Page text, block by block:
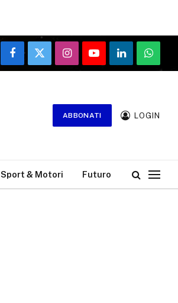
Facebook
X
(Twitter)
InstagramYouTubeLinkedIn
ABBONATI LOGIN
Sport & Motori Futuro